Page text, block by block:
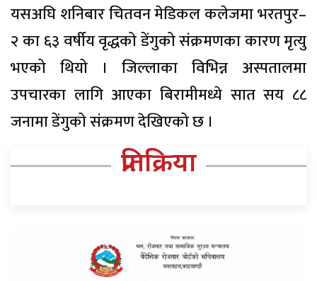
यसअघि शनिबार चितवन मेडिकल कलेजमा भरतपुर–
२ का ६३ वर्षीय वृद्धको डेंगुको संक्रमणका कारण मृत्यु
भएको थियो । जिल्लाका विभिन्न अस्पतालमा
उपचारका लागि आएका बिरामीमध्ये सात सय ८८
जनामा डेंगुको संक्रमण देखिएको छ ।
प्रतिक्रिया